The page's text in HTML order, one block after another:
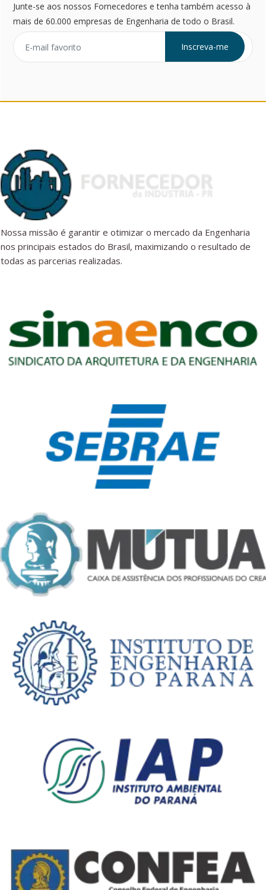
Junte-se aos nossos Fornecedores e tenha também acesso à
mais de 60.000 empresas de Engenharia de todo o Brasil.
Inscreva-me
Nossa missão é garantir e otimizar o mercado da Engenharia
nos principais estados do Brasil, maximizando o resultado de
todas as parcerias realizadas.